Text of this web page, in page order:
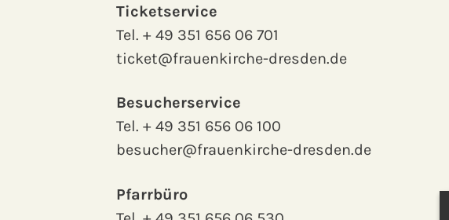
Ticketservice
Tel.+ 49 351 656 06 701
ticket@frauenkirche-dresden.de
Besucherservice
Tel.+ 49 351 656 06 100
besucher@frauenkirche-dresden.de
Pfarrbüro